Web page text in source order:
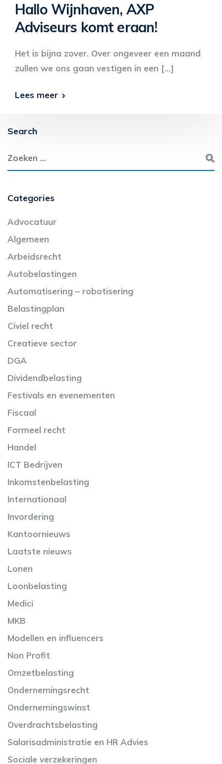
Hallo Wijnhaven, AXP
Adviseurs komt eraan!
Het is bijna zover. Over ongeveer een maand
zullen we ons gaan vestigen in een […]
Lees meer
Search
Categories
Advocatuur
Algemeen
Arbeidsrecht
Autobelastingen
Automatisering – robotisering
Belastingplan
Civiel recht
Creatieve sector
DGA
Dividendbelasting
Festivals en evenementen
Fiscaal
Formeel recht
Handel
ICT Bedrijven
Inkomstenbelasting
Internationaal
Invordering
Kantoornieuws
Laatste nieuws
Lonen
Loonbelasting
Medici
MKB
Modellen en influencers
Non Profit
Omzetbelasting
Ondernemingsrecht
Ondernemingswinst
Overdrachtsbelasting
Salarisadministratie en HR Advies
Sociale verzekeringen